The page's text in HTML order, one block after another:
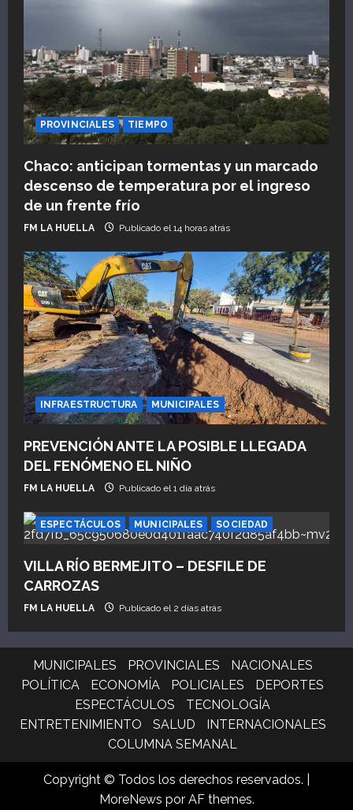
PROVINCIALES TIEMPO
Chaco: anticipan tormentas y un marcado
descenso de temperatura por el ingreso
de un frente frío
FM LA HUELLA Publicado el 14 horas atrás
INFRAESTRUCTURA MUNICIPALES
PREVENCIÓN ANTE LA POSIBLE LLEGADA
DEL FENÓMENO EL NIÑO
FM LA HUELLA Publicado el 1 día atrás
ESPECTÁCULOS MUNICIPALES SOCIEDAD
VILLA RÍO BERMEJITO – DESFILE DE
CARROZAS
FM LA HUELLA Publicado el 2 días atrás
MUNICIPALES PROVINCIALES
NACIONALES
POLÍTICA
ECONOMÍA POLICIALES
DEPORTES
ESPECTÁCULOS
TECNOLOGÍA
ENTRETENIMIENTO
SALUD
INTERNACIONALES
COLUMNA SEMANAL
Copyright © Todos los derechos reservados.
MoreNews por AF themes.